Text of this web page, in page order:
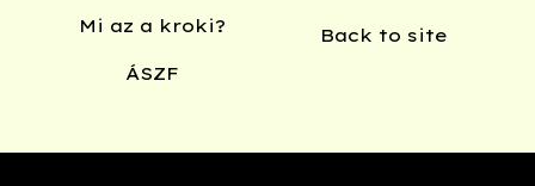
Mi az a kroki?
ÁSZF
Back to site